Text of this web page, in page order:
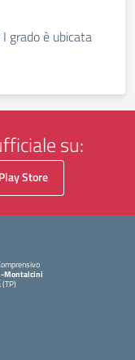
grado è ubicata
su:
Play Store
Montalcini